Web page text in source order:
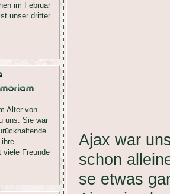
im Februar
unser dritter
Alter von
uns. Sie war
ihre
viele Freunde
Ajax war
schon
se etwas